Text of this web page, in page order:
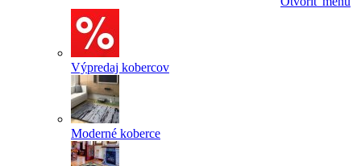
Výpredaj kobercov
Moderné koberce